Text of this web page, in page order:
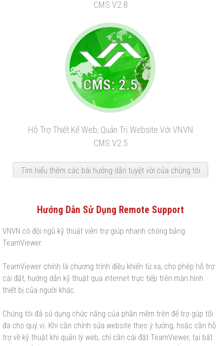
CMS V2.8
Hỗ Trợ Thiết Kế Web, Quản Trị Website Với VNVN
CMS V2.5
Tìm hiểu thêm các bài hướng dẫn tuyệt vời của chúng tôi
Hướng Dẫn Sử Dụng Remote Support
VNVN có đội ngũ kỹ thuật viên trợ giúp nhanh chóng bằng
TeamViewer.
TeamViewer chính là chương trình điều khiển từ xa, cho phép hỗ trợ
cài đặt, hướng dẫn kỹ thuật qua internet trực tiếp trên màn hình
thiết bị của người khác.
Chúng tôi đã sử dụng chức năng của phần mềm trên để trợ gúp tối
đa cho quý vị. Khi cần chỉnh sửa website theo ý tưởng, hoặc cần hỗ
trợ về kỹ thuật khi quản lý web, chỉ cần cài đặt TeamViewer, tại bất